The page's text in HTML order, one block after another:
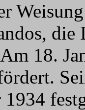
die
18.
1934